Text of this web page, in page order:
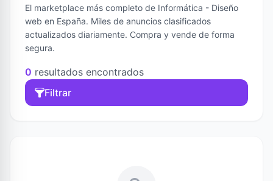
El marketplace más completo de Informática - Diseño
web en España. Miles de anuncios clasificados
actualizados diariamente. Compra y vende de forma
segura.
0 resultados encontrados
Filtrar